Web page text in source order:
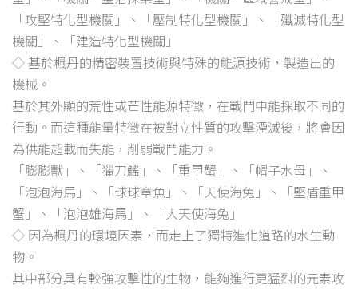
「攻堅特化型機關」、「壓制特化型機關」、「殲滅特化型
機關」、「建造特化型機關」
◇ 基於楓丹的精密裝置技術與特殊的能源技術，製造出的
機械。
基於其外顯的荒性或芒性能源特徵，在戰鬥中能採取不同的
行動。而這種能量特徵在被對立性質的攻擊湮滅後，將會因
為供能超載而失能，削弱戰鬥能力。
「膨膨獸」、「獵刀鰩」、「重甲蟹」、「帽子水母」、
「泡泡海馬」、「球球章魚」、「天使海兔」、「堅盾重甲
蟹」、「泡泡雄海馬」、「大天使海兔」
◇ 因為楓丹的環境因素，而走上了獨特進化道路的水生動
物。
其中部分具有較強攻擊性的生物，能夠進行更猛烈的元素攻